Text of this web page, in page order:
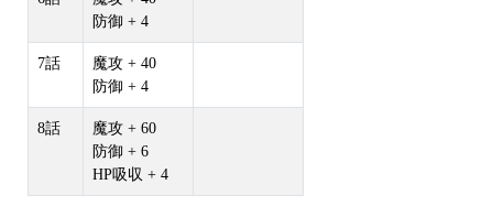
防御 + 4
7話
魔攻 + 40
防御 + 4
8話
魔攻 + 60
防御 + 6
HP吸収 + 4